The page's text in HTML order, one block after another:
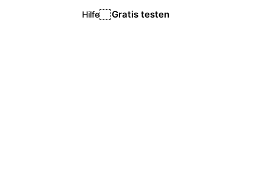
Hilfe Gratis testen